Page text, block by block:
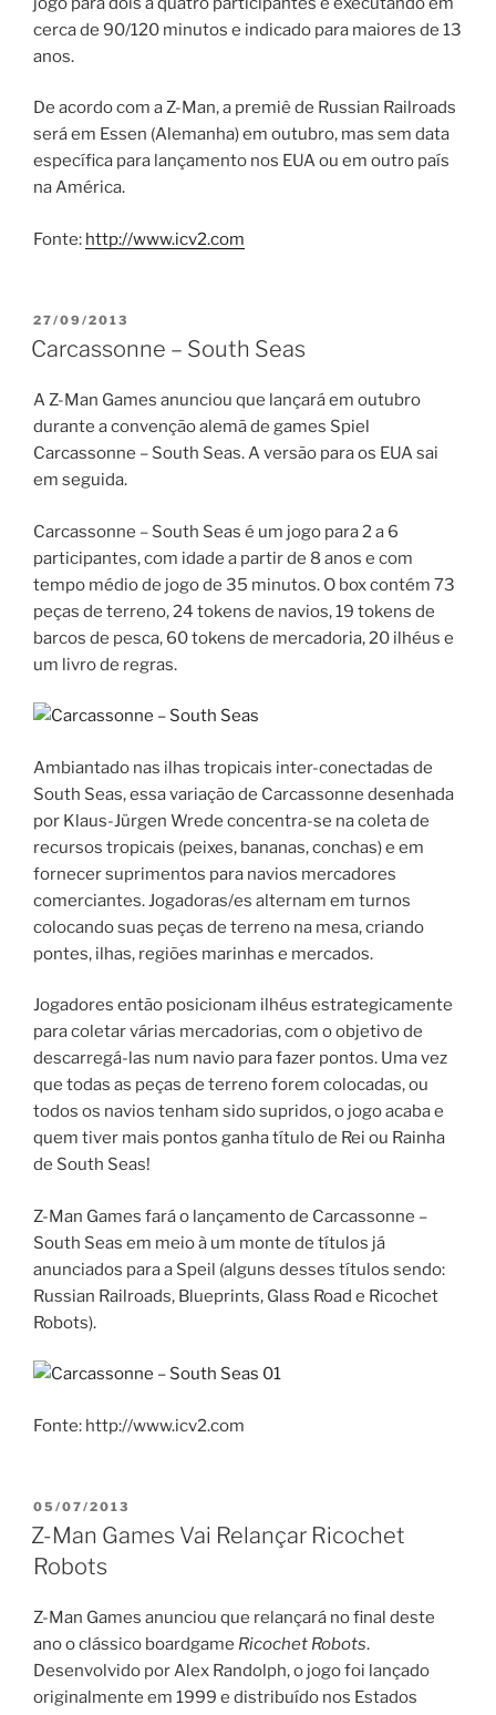
cerca de 90/120 minutos e indicado para maiores de 13
anos.
De acordo com a Z-Man, a premiê de Russian Railroads
será em Essen (Alemanha) em outubro, mas sem data
específica para lançamento nos EUA ou em outro país
na América.
Fonte: http://www.icv2.com
PUBLICADO
EM
27/09/2013
Carcassonne – South Seas
A Z-Man Games anunciou que lançará em outubro
durante a convenção alemã de games Spiel
Carcassonne – South Seas. A versão para os EUA sai
em seguida.
Carcassonne – South Seas é um jogo para 2 a 6
participantes, com idade a partir de 8 anos e com
tempo médio de jogo de 35 minutos. O box contém 73
peças de terreno, 24 tokens de navios, 19 tokens de
barcos de pesca, 60 tokens de mercadoria, 20 ilhéus e
um livro de regras.
Ambiantado nas ilhas tropicais inter-conectadas de
South Seas, essa variação de Carcassonne desenhada
por Klaus-Jürgen Wrede concentra-se na coleta de
recursos tropicais (peixes, bananas, conchas) e em
fornecer suprimentos para navios mercadores
comerciantes. Jogadoras/es alternam em turnos
colocando suas peças de terreno na mesa, criando
pontes, ilhas, regiões marinhas e mercados.
Jogadores então posicionam ilhéus estrategicamente
para coletar várias mercadorias, com o objetivo de
descarregá-las num navio para fazer pontos. Uma vez
que todas as peças de terreno forem colocadas, ou
todos os navios tenham sido supridos, o jogo acaba e
quem tiver mais pontos ganha título de Rei ou Rainha
de South Seas!
Z-Man Games fará o lançamento de Carcassonne –
South Seas em meio à um monte de títulos já
anunciados para a Speil (alguns desses títulos sendo:
Russian Railroads, Blueprints, Glass Road e Ricochet
Robots).
Fonte: http://www.icv2.com
PUBLICADO
EM
05/07/2013
Z-Man Games Vai Relançar Ricochet
Robots
Z-Man Games anunciou que relançará no final deste
ano o clássico boardgame Ricochet Robots.
Desenvolvido por Alex Randolph, o jogo foi lançado
originalmente em 1999 e distribuído nos Estados